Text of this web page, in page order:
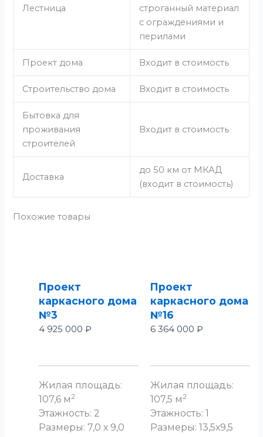
Лестница
строганный материал
с ограждениями и
перилами
Проект дома Входит в стоимость
Строительство дома Входит в стоимость
Бытовка для
проживания
строителей
Входит в стоимость
Доставка
до 50 км от МКАД
(входит в стоимость)
Похожие товары
Проект
каркасного дома
№3
4 925 000₽
Жилая площадь:
107,6 м2
Этажность: 2
Размеры: 7,0 х 9,0
Проект
каркасного дома
№16
6 364 000 ₽
Жилая площадь:
107,5 м2
Этажность: 1
Размеры: 13,5х9,5